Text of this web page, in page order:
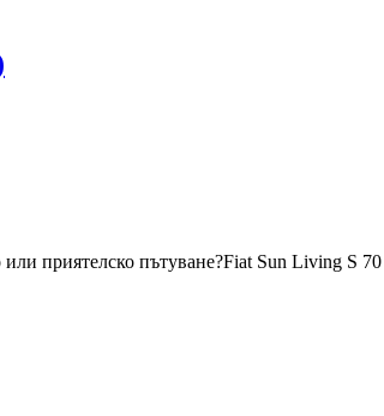
приятелско пътуване?Fiat Sun Living S